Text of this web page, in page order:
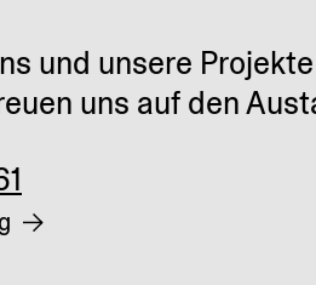
und unsere
uns auf den